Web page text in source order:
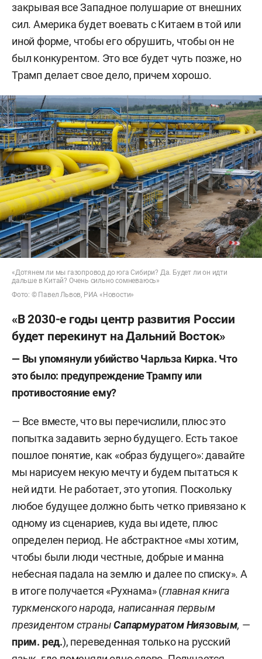
закрывая все Западное полушарие от внешних
сил. Америка будет воевать с Китаем в той или
иной форме, чтобы его обрушить, чтобы он не
был конкурентом. Это все будет чуть позже, но
Трамп делает свое дело, причем хорошо.
«Дотянем ли мы газопровод до юга Сибири? Да. Будет ли он идти
дальше в Китай? Очень сильно сомневаюсь»
Фото: © Павел Львов, РИА «Новости»
«В 2030-е годы центр развития России
будет перекинут на Дальний Восток»
— Вы упомянули убийство Чарльза Кирка. Что
это было: предупреждение Трампу или
противостояние ему?
— Все вместе, что вы перечислили, плюс это
попытка задавить зерно будущего. Есть такое
пошлое понятие, как «образ будущего»: давайте
мы нарисуем некую мечту и будем пытаться к
ней идти. Не работает, это утопия. Поскольку
любое будущее должно быть четко привязано к
одному из сценариев, куда вы идете, плюс
определен период. Не абстрактное «мы хотим,
чтобы были люди честные, добрые и манна
небесная падала на землю и далее по списку». А
в итоге получается «Рухнама» (главная книга
туркменского народа, написанная первым
президентом страныСапармуратом Ниязовым, —
прим. ред.), переведенная только на русский